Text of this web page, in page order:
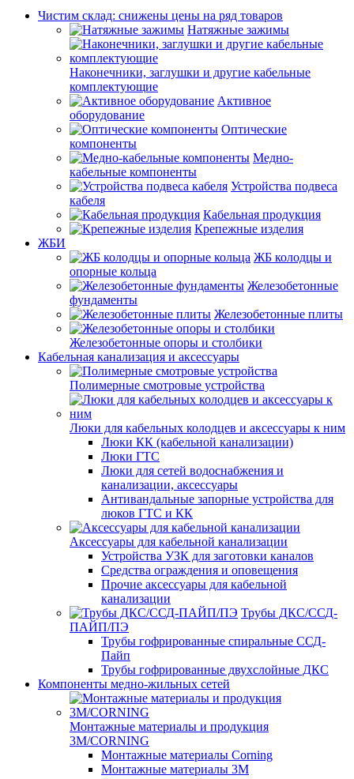
Чистим склад: снижены цены на ряд товаров
Натяжные зажимы
Наконечники, заглушки и другие кабельные
комплектующие
Активное
оборудование
Оптические
компоненты
Медно-
кабельные компоненты
Устройства подвеса
кабеля
Кабельная продукция
Крепежные изделия
ЖБИ
ЖБ колодцы и
опорные кольца
Железобетонные
фундаменты
Железобетонные плиты
Железобетонные опоры и столбики
Кабельная канализация и аксессуары
Полимерные смотровые устройства
Люки для кабельных колодцев и аксессуары к ним
Люки КК (кабельной канализации)
Люки ГТС
Люки для сетей водоснабжения и
канализации, аксессуары
Антивандальные запорные устройства для
люков ГТС и КК
Аксессуары для кабельной канализации
Устройства УЗК для заготовки каналов
Средства ограждения и оповещения
Прочие аксессуары для кабельной
канализации
Трубы ДКС/ССД-
ПАЙП/ПЭ
Трубы гофрированные спиральные ССД-
Пайп
Трубы гофрированные двухслойные ДКС
Компоненты медно-жильных сетей
Монтажные материалы и продукция
3M/CORNING
Монтажные материалы Corning
Монтажные материалы 3M